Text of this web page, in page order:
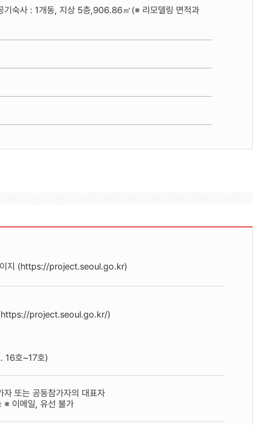
숙사 : 1개동, 지상 5층,906.86㎡(※ 리모델링 면적과
이지 (https://project.seoul.go.kr)
(https://project.seoul.go.kr/)
16호~17호)
자 또는 공동참가자의 대표자
※ 이메일, 유선 불가